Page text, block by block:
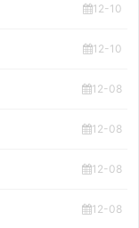
12-10
12-10
12-08
12-08
12-08
12-08